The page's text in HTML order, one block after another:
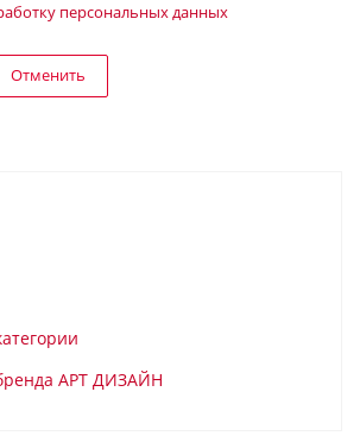
персональных данных
Отменить
АРТ ДИЗАЙН